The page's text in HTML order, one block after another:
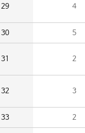
29 4
30 5
31 2
32 3
33 2